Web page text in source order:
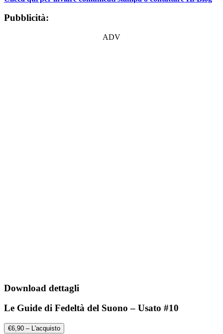
Pubblicità:
ADV
Download dettagli
Le Guide di Fedeltà del Suono – Usato #10
€6,90 – L'acquisto